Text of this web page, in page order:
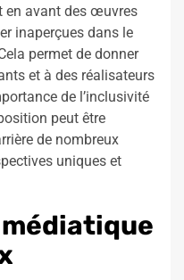
en avant des œuvres
inaperçues dans le
permet de donner
et à des réalisateurs
de l’inclusivité
peut être
de nombreux
uniques et